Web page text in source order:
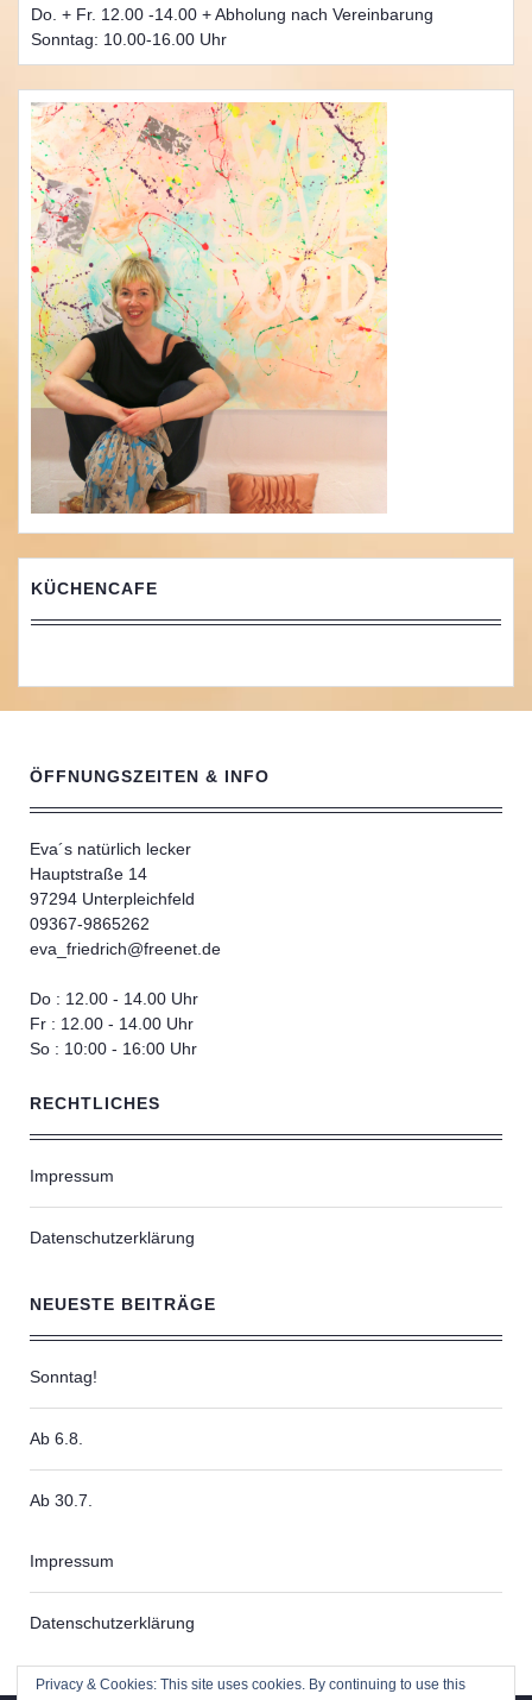
Do. + Fr. 12.00 -14.00 + Abholung nach Vereinbarung
Sonntag: 10.00-16.00 Uhr
KÜCHENCAFE
ÖFFNUNGSZEITEN & INFO
Eva´s natürlich lecker
Hauptstraße 14
97294 Unterpleichfeld
09367-9865262
eva_friedrich@freenet.de
Do : 12.00 - 14.00 Uhr
Fr : 12.00 - 14.00 Uhr
So : 10:00 - 16:00 Uhr
RECHTLICHES
Impressum
Datenschutzerklärung
NEUESTE BEITRÄGE
Sonntag!
Ab 6.8.
Ab 30.7.
Impressum
Datenschutzerklärung
Privacy & Cookies: This site uses cookies. By continuing to use this